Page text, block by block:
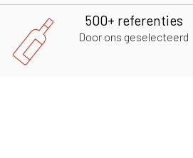
500+ referenties
Door ons geselecteerd